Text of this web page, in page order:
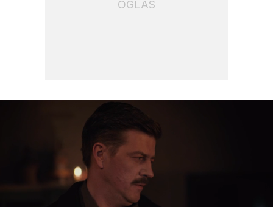
OGLAS